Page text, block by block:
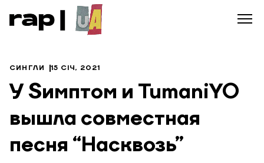
СИНГЛИ 15 СІЧ, 2021
У Sимптом и TumaniYO
вышла совместная
песня “Насквозь”